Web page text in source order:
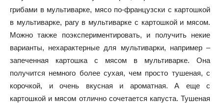
грибами в мультиварке, мясо по-французски с картошкой
в мультиварке, рагу в мультиварке с картошкой и мясом.
Можно также поэкспериментировать, и получить некие
варианты, нехарактерные для мультиварки, например –
запеченная картошка с мясом в мультиварке. Она
получится немного более сухая, чем просто тушеная, с
корочкой, и очень вкусная и ароматная. А еще с
картошкой и мясом отлично сочетается капуста. Тушеная